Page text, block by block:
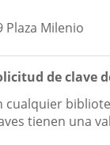
Plaza Milenio
de clave
cualquier
tienen una